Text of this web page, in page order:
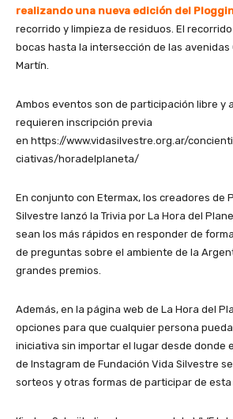
realizando una nueva edición del
recorrido y limpieza de residuos. El
bocas hasta la intersección de las avenidas
Martín.
Ambos eventos son de participación libre y
requieren inscripción previa
en https://www.vidasilvestre.org.ar/
ciativas/horadelplaneta/
En conjunto con Etermax, los creadores de
Silvestre lanzó la Trivia por La Hora del
sean los más rápidos en responder de
de preguntas sobre el ambiente de la
grandes premios.
Además, en la página web de La Hora del
opciones para que cualquier persona
iniciativa sin importar el lugar desde donde
de Instagram de Fundación Vida Silvestre
sorteos y otras formas de participar de esta